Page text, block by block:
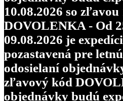
10.08.2026 so zľavou
DOVOLENKA - Od
09.08.2026 je
pozastavená pre
odosielaní
zľavový kód
objednávky budú